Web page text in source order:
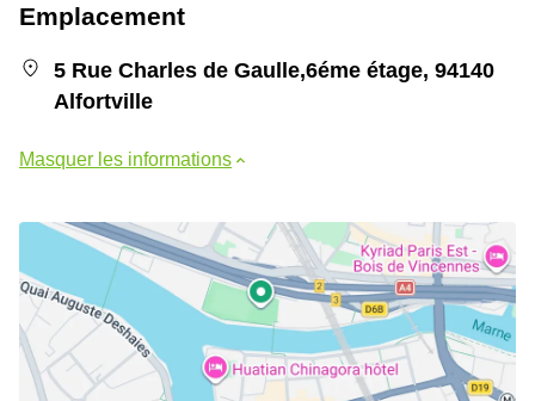
Emplacement
5 Rue Charles de Gaulle,6éme étage, 94140
Alfortville
Masquer les informations